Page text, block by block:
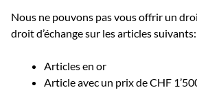
Nous ne pouvons pas vous offrir un
droit d’échange sur les articles suivants:
Articles en or
Article avec un prix de CHF